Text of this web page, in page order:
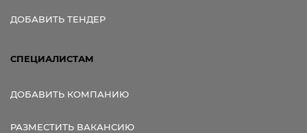
ДОБАВИТЬ ТЕНДЕР
СПЕЦИАЛИСТАМ
ДОБАВИТЬ КОМПАНИЮ
РАЗМЕСТИТЬ ВАКАНСИЮ